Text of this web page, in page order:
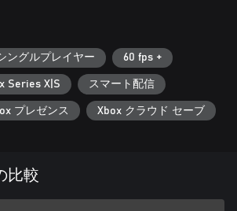
ングルプレイヤー 60 fps +
Series X|S スマート配信
プレゼンス Xbox クラウド セーブ
比較